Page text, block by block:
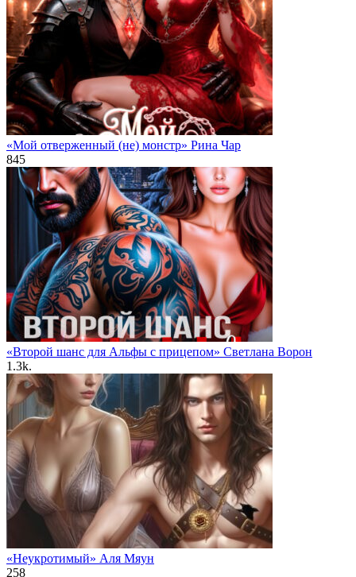
«Мой отверженный (не) монстр» Рина Чар
845
«Второй шанс для Альфы с прицепом» Светлана Ворон
1.3k.
«Неукротимый» Аля Мяун
258